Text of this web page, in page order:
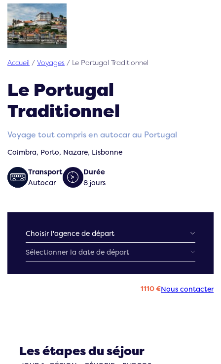
Accueil / Voyages / Le Portugal Traditionnel
Le Portugal
Traditionnel
Voyage tout compris en autocar au Portugal
Coimbra, Porto, Nazare, Lisbonne
Transport
Autocar
Durée
8 jours
1110 €Nous contacter
Les étapes du séjour